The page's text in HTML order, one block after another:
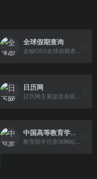
全球假期查询
金柚GEO全球假期查询，支持 198 个国家及 35 个地区的法定节假日信息查询，提供实时准确的节假日信息，轻松规划跨国事物、环球旅行和商务出行
日历网
日历网主要提供在线日历查询，农历、节日、节气等方面的内容。
中国高等教育学生信息网（学信网）
教育部学历查询网站、教育部高校招生阳光工程指定网站、全国硕士研究生招生报名和调剂指定网站。